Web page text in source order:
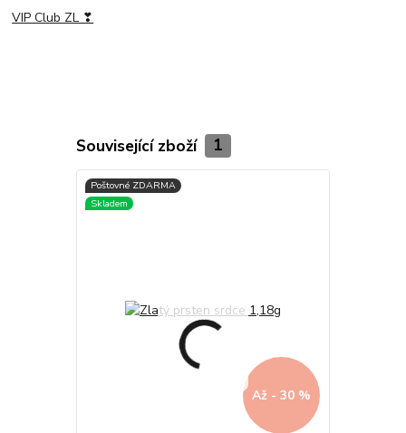
VIP Club ZL ❣
Související zboží 1
Až - 30 %